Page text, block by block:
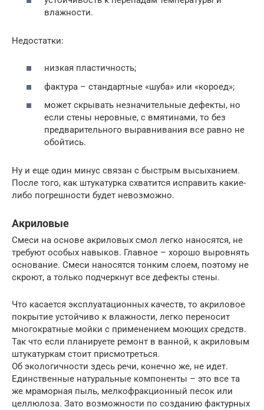
влажности.
Недостатки:
низкая пластичность;
фактура – стандартные «шуба» или «короед»;
может скрывать незначительные дефекты, но
если стены неровные, с вмятинами, то без
предварительного выравнивания все равно не
обойтись.
Ну и еще один минус связан с быстрым высыханием.
После того, как штукатурка схватится исправить какие-
либо погрешности будет невозможно.
Акриловые
Смеси на основе акриловых смол легко наносятся, не
требуют особых навыков. Главное – хорошо выровнять
основание. Смеси наносятся тонким слоем, поэтому не
скроют, а только подчеркнут все дефекты стены.
Что касается эксплуатационных качеств, то акриловое
покрытие устойчиво к влажности, легко переносит
многократные мойки с применением моющих средств.
Так что если планируете ремонт в ванной, к акриловым
штукатуркам стоит присмотреться.
Об экологичности здесь речи, конечно же, не идет.
Единственные натуральные компоненты – это все та
же мраморная пыль, мелкофракционный песок или
целлюлоза. Зато возможности по созданию фактурных